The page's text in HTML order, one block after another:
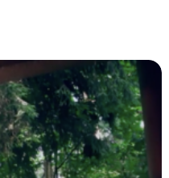
01:44
01:27